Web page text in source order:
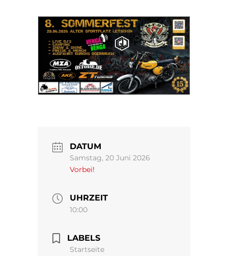
DATUM
Samstag, 20 Juni 2026
Vorbei!
UHRZEIT
10:00
LABELS
Startseite